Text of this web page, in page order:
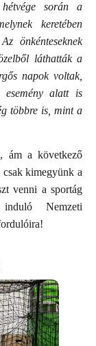
során a
keretében
önkénteseknek
láthatták a
napok voltak,
alatt is
többre is, mint a
ám a következő
csak kimegyünk a
venni a sportág
Nemzeti